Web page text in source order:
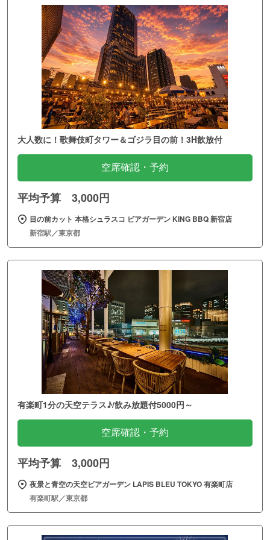
大人数に！歌舞伎町タワー＆ゴジラ目の前！3H飲放付
空席確認・予約
平均予算 3,000円
目の前カット 本格シュラスコ ビアガーデン KING BBQ 新宿店
新宿駅／東京都
有楽町1分の天空テラス♪/飲み放題付5000円～
空席確認・予約
平均予算 3,000円
夜景と青空の天空ビアガーデン LAPIS BLEU TOKYO 有楽町店
有楽町駅／東京都